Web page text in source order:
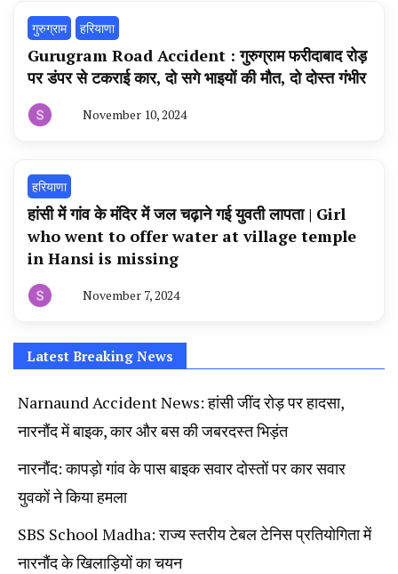
गुरुग्राम हरियाणा
Gurugram Road Accident : गुरुग्राम फरीदाबाद रोड़
पर डंपर से टकराई कार, दो सगे भाइयों की मौत, दो दोस्त गंभीर
November 10, 2024
हरियाणा
हांसी में गांव के मंदिर में जल चढ़ाने गई युवती लापता | Girl
who went to offer water at village temple
in Hansi is missing
टूडे
November 7, 2024
Latest Breaking News
Narnaund Accident News: हांसी जींद रोड़ पर हादसा,
नारनौंद में बाइक, कार और बस की जबरदस्त भिड़ंत
नारनौंद: कापड़ो गांव के पास बाइक सवार दोस्तों पर कार सवार
युवकों ने किया हमला
SBS School Madha: राज्य स्तरीय टेबल टेनिस प्रतियोगिता में
नारनौंद के खिलाड़ियों का चयन